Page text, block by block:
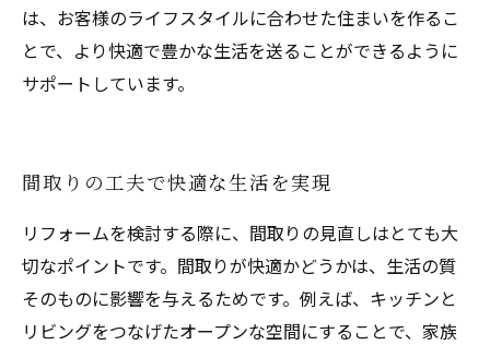
は、お客様のライフスタイルに合わせた住まいを作るこ
とで、より快適で豊かな生活を送ることができるように
サポートしています。
間取りの工夫で快適な生活を実現
リフォームを検討する際に、間取りの見直しはとても大
切なポイントです。間取りが快適かどうかは、生活の質
そのものに影響を与えるためです。例えば、キッチンと
リビングをつなげたオープンな空間にすることで、家族